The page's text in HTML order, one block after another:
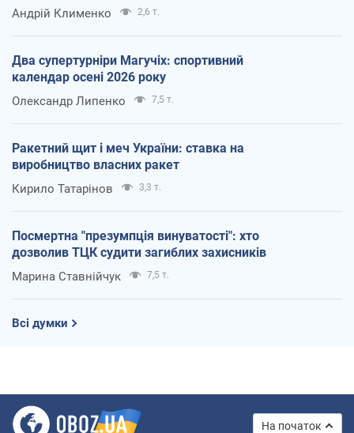
Андрій Клименко 2,6 т.
Два супертурніри Магучіх: спортивний
календар осені 2026 року
Олександр Липенко 7,5 т.
Ракетний щит і меч України: ставка на
виробництво власних ракет
Кирило Татарінов 3,3 т.
Посмертна "презумпція винуватості": хто
дозволив ТЦК судити загиблих захисників
Марина Ставнійчук 7,5 т.
Всі думки
На початок